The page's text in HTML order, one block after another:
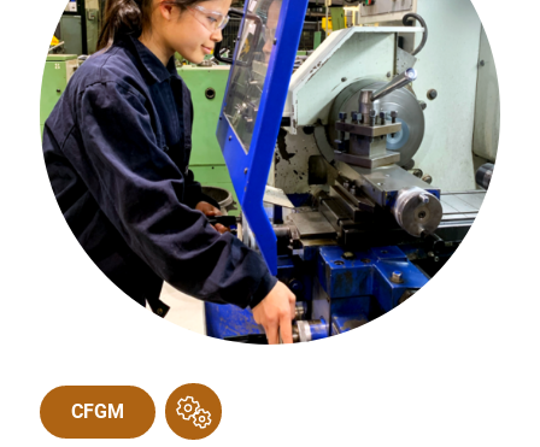
CFGM